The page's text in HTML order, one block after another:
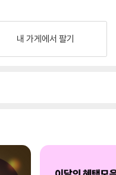
내 가게에서 팔기